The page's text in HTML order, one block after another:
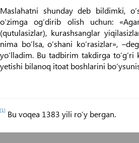
Maslahatni shunday deb bildimki,
o‘zimga og‘dirib olish uchun:
(qutulasizlar), kurashsanglar
nima bo‘lsa, o‘shani ko‘rasizlar»,
yo‘lladim. Bu tadbirim takdirga to‘g‘ri
yetishi bilanoq itoat boshlarini
[1] Bu voqea 1383 yili ro‘y bergan.